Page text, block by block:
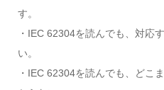
す。
・IEC 62304を読んでも、対応
い。
・IEC 62304を読んでも、どこ